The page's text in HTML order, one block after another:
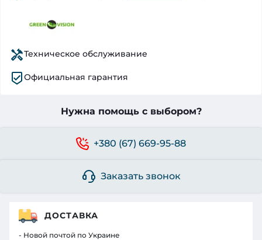
Техническое обслуживание
Официальная гарантия
Нужна помощь с выбором?
+380 (67) 669-95-88
Заказать звонок
ДОСТАВКА
- Новой почтой по Украине